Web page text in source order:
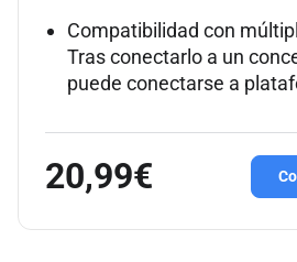
Compatibilidad con
Tras conectarlo a un
puede conectarse a
20,99€